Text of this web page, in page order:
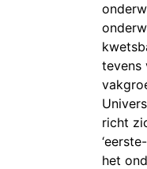
tevens
richt
het